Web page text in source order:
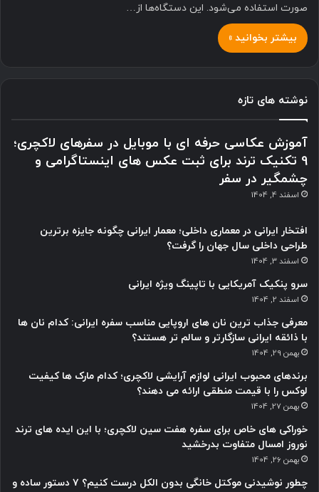
صورت استفاده می‌شود. این دستگاه‌ها از…
بیشتر بخوانید »
نوشته های تازه
آموزش عکاسی حرفه ای با موبایل در سفرهای لاکچری؛
9 تکنیک ترند برای ثبت عکس های اینستاگرامی و
چشمگیر در سفر
اسفند 4, 1404
افتخار ایرانی در معماری داخلی؛ معمار ایرانی چگونه جایزه برترین
طراحی داخلی سال جهان را گرفت؟
اسفند 3, 1404
سرو پنکیک آمریکایی با تاپینگ ویژه ایرانی
اسفند 2, 1404
معرفی جذاب ترین نان های اروپایی مناسب سفره ایرانی: کدام نان ها
با ذائقه ایرانی سازگارتر و سالم تر هستند؟
بهمن 29, 1404
برندهای محبوب ایرانی لوازم آرایشی لاکچری؛ کدام مارک ها کیفیت
لوکس را با قیمت منطقی ارائه می دهند؟
بهمن 27, 1404
خوراکی های خاص برای سفره هفت سین لاکچری؛ با این ایده های ترند
نوروز امسال متفاوت بدرخشید
بهمن 26, 1404
چطور نوشیدنی موکتل خانگی بدون الکل درست کنیم؟ ۷ دستور ساده و